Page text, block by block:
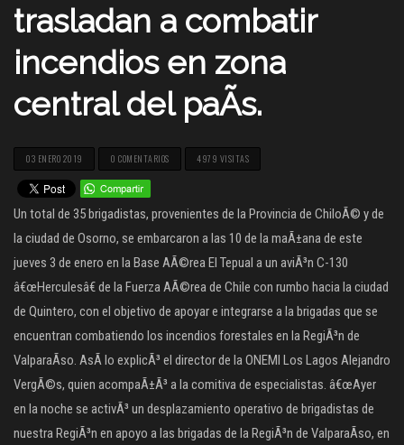
trasladan a combatir
incendios en zona
central del paÃ­s.
03 ENERO 2019 0 COMENTARIOS 4979 VISITAS
Un total de 35 brigadistas, provenientes de la Provincia de ChiloÃ© y de
la ciudad de Osorno, se embarcaron a las 10 de la maÃ±ana de este
jueves 3 de enero en la Base AÃ©rea El Tepual a un aviÃ³n C-130
â€œHerculesâ€ de la Fuerza AÃ©rea de Chile con rumbo hacia la ciudad
de Quintero, con el objetivo de apoyar e integrarse a la brigadas que se
encuentran combatiendo los incendios forestales en la RegiÃ³n de
ValparaÃ­so. AsÃ­ lo explicÃ³ el director de la ONEMI Los Lagos Alejandro
VergÃ©s, quien acompaÃ±Ã³ a la comitiva de especialistas. â€œAyer
en la noche se activÃ³ un desplazamiento operativo de brigadistas de
nuestra RegiÃ³n en apoyo a las brigadas de la RegiÃ³n de ValparaÃ­so, en